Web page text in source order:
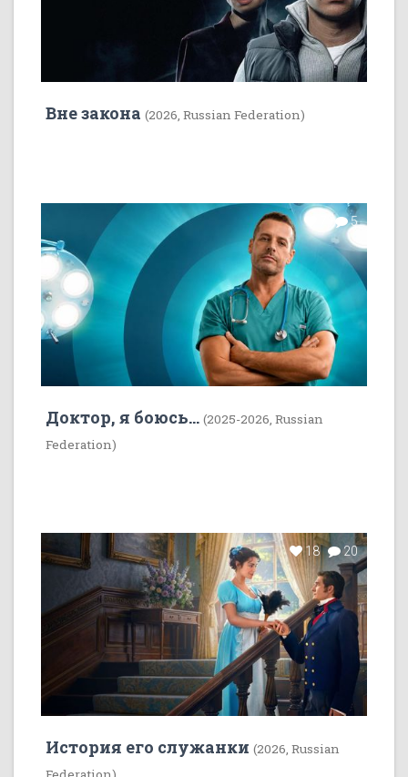
Вне закона (2026, Russian Federation)
7 5
Доктор, я боюсь... (2025-2026, Russian
Federation)
18 20
История его служанки (2026, Russian